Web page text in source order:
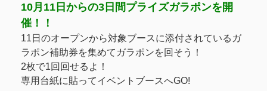
10月11日からの3日間プライズガラポンを開
催！！
11日のオープンから対象ブースに添付されているガ
ラポン補助券を集めてガラポンを回そう！
2枚で1回回せるよ！
専用台紙に貼ってイベントブースへGO!